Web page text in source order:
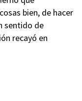
bien, de hacer
sentido de
recayó en